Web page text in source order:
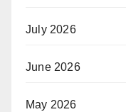
July 2026
June 2026
May 2026